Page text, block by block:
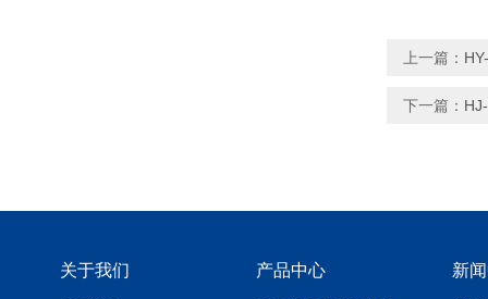
上一篇：
下一篇：
关于我们 产品中心 新